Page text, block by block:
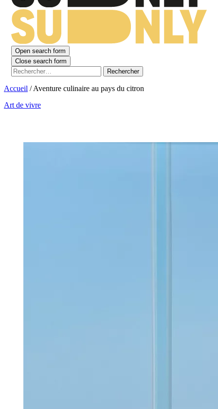
Open search form
Close search form
Rechercher :
Accueil /Aventure culinaire au pays du citron
Art de vivre